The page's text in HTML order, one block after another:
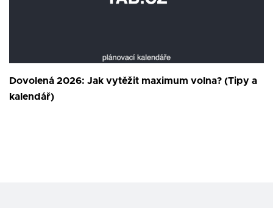
Dovolená 2026: Jak vytěžit maximum volna? (Tipy a
kalendář)